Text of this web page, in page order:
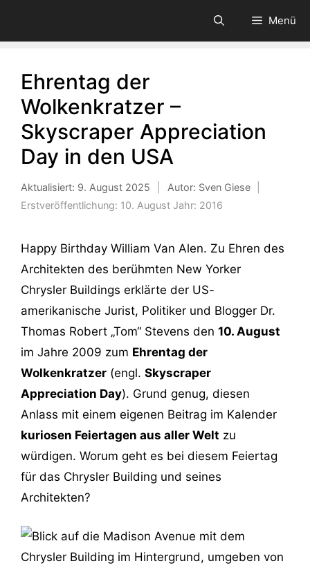
Menü
Ehrentag der
Wolkenkratzer –
Skyscraper Appreciation
Day in den USA
Aktualisiert: 9. August 2025 Autor: Sven Giese
Erstveröffentlichung: 10. August Jahr: 2016
Happy Birthday William Van Alen. Zu Ehren des
Architekten des berühmten New Yorker
Chrysler Buildings erklärte der US-
amerikanische Jurist, Politiker und Blogger Dr.
Thomas Robert „Tom“ Stevens den 10. August
im Jahre 2009 zum Ehrentag der
Wolkenkratzer (engl. Skyscraper
Appreciation Day). Grund genug, diesen
Anlass mit einem eigenen Beitrag im Kalender
kuriosen Feiertagen aus aller Welt zu
würdigen. Worum geht es bei diesem Feiertag
für das Chrysler Building und seines
Architekten?